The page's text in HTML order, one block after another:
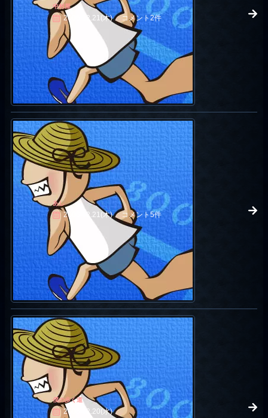
中村屋
2006.12.21(木) コメント2件
あし
2006.12.21(木) コメント5件
僕の歩く道
2006.12.20(水)